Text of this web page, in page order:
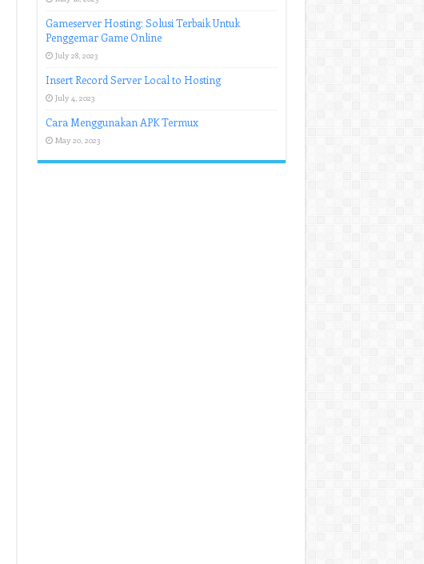
Gameserver Hosting: Solusi Terbaik Untuk
Penggemar Game Online
July 28, 2023
Insert Record Server Local to Hosting
July 4, 2023
Cara Menggunakan APK Termux
May 20, 2023